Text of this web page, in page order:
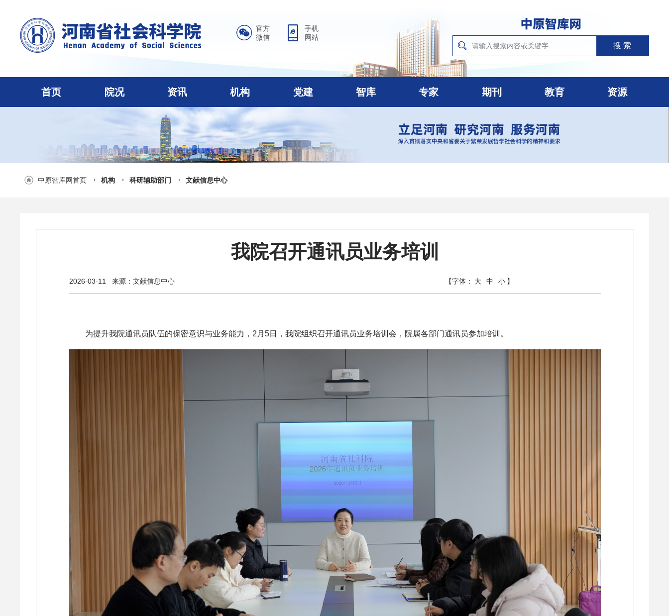
官方
微信
手机
网站
首页 院况 资讯 机构 党建 智库 专家 期刊 教育 资源
中原智库网首页 机构 科研辅助部门 文献信息中心
我院召开通讯员业务培训
2026-03-11 来源：文献信息中心 【字体： 大 中 小 】
为提升我院通讯员队伍的保密意识与业务能力， 2 月5日，我院组织召开通讯员业务培训会 ，院属各部门通讯员参加培训。